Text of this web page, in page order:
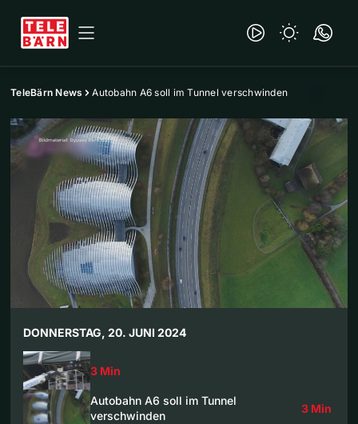
TeleBärn News Autobahn A6 soll im Tunnel verschwinden
DONNERSTAG, 20. JUNI 2024
3 Min
Autobahn A6 soll im Tunnel
verschwinden
3 Min